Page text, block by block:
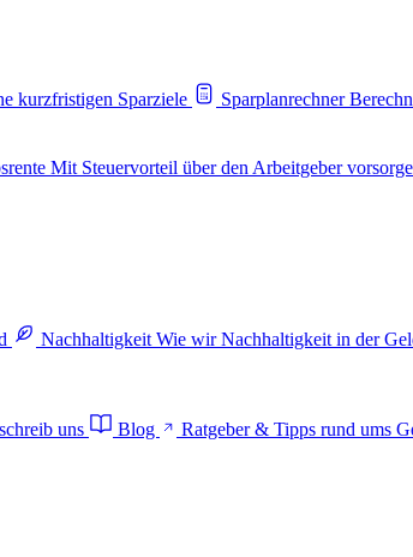
kurzfristigen Sparziele Sparplanrechner
Mit Steuervorteil über den Arbeitgeber
Nachhaltigkeit Wie wir Nachhaltigkeit in der
uns Blog Ratgeber & Tipps rund ums